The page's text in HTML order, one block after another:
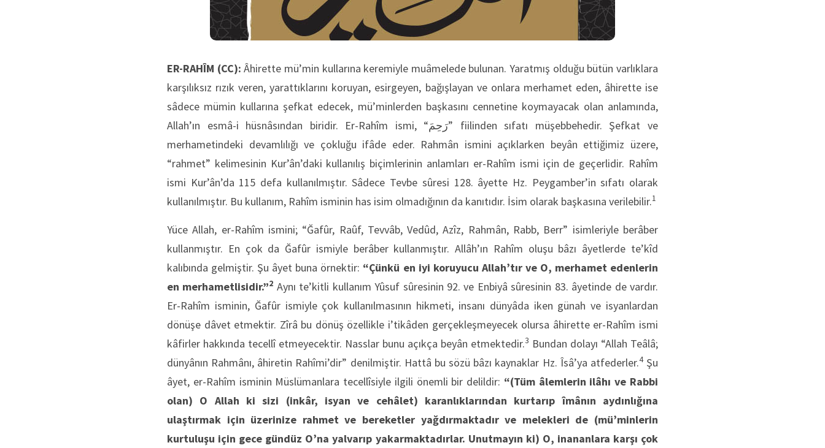
ER-RAHÎM (CC): Âhirette mü’min kullarına keremiyle muâmelede bulunan. Yaratmış olduğu bütün varlıklara
karşılıksız rızık veren, yarattıklarını koruyan, esirgeyen, bağışlayan ve onlara merhamet eden, âhirette ise
sâdece mümin kullarına şefkat edecek, mü’minlerden başkasını cennetine koymayacak olan anlamında,
Allah’ın esmâ-i hüsnâsından biridir. Er-Rahîm ismi, “رَحِمَ” fiilinden sıfatı müşebbehedir. Şefkat ve
merhametindeki devamlılığı ve çokluğu ifâde eder. Rahmân ismini açıklarken beyân ettiğimiz üzere,
“rahmet” kelimesinin Kur’ân’daki kullanılış biçimlerinin anlamları er-Rahîm ismi için de geçerlidir. Rahîm
ismi Kur’ân’da 115 defa kullanılmıştır. Sâdece Tevbe sûresi 128. âyette Hz. Peygamber’in sıfatı olarak
kullanılmıştır. Bu kullanım, Rahîm isminin has isim olmadığının da kanıtıdır. İsim olarak başkasına verilebilir.1
Yüce Allah, er-Rahîm ismini; “Ğafûr, Raûf, Tevvâb, Vedûd, Azîz, Rahmân, Rabb, Berr” isimleriyle berâber
kullanmıştır. En çok da Ğafûr ismiyle berâber kullanmıştır. Allâh’ın Rahîm oluşu bâzı âyetlerde te’kîd
kalıbında gelmiştir. Şu âyet buna örnektir: “Çünkü en iyi koruyucu Allah’tır ve O, merhamet edenlerin
en merhametlisidir.”2 Aynı te’kitli kullanım Yûsuf sûresinin 92. ve Enbiyâ sûresinin 83. âyetinde de vardır.
Er-Rahîm isminin, Ğafûr ismiyle çok kullanılmasının hikmeti, insanı dünyâda iken günah ve isyanlardan
dönüşe dâvet etmektir. Zîrâ bu dönüş özellikle i’tikâden gerçekleşmeyecek olursa âhirette er-Rahîm ismi
kâfirler hakkında tecellî etmeyecektir. Nasslar bunu açıkça beyân etmektedir.3 Bundan dolayı “Allah Teâlâ;
dünyânın Rahmânı, âhiretin Rahîmi’dir” denilmiştir. Hattâ bu sözü bâzı kaynaklar Hz. Îsâ’ya atfederler.4Şu
âyet, er-Rahîm isminin Müslümanlara tecellîsiyle ilgili önemli bir delildir: “(Tüm âlemlerin ilâhı ve Rabbi
olan) O Allah ki sizi (inkâr, isyan ve cehâlet) karanlıklarından kurtarıp îmânın aydınlığına
ulaştırmak için üzerinize rahmet ve bereketler yağdırmaktadır ve melekleri de (mü’minlerin
kurtuluşu için gece gündüz O’na yalvarıp yakarmaktadırlar. Unutmayın ki) O, inananlara karşı çok